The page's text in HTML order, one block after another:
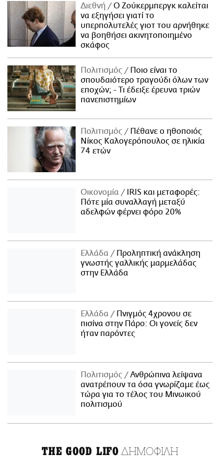
Διεθνή
Ο Ζούκερμπεργκ καλείται
να εξηγήσει γιατί το
υπερπολυτελές γιοτ του αρνήθηκε
να βοηθήσει ακινητοποιημένο
σκάφος
Πολιτισμός
Ποιο είναι το
σπουδαιότερο τραγούδι όλων των
εποχών; - Τι έδειξε έρευνα τριών
πανεπιστημίων
Πολιτισμός
Πέθανε ο ηθοποιός
Νίκος Καλογερόπουλος σε ηλικία
74 ετών
Οικονομία
IRIS και μεταφορές:
Πότε μία συναλλαγή μεταξύ
αδελφών φέρνει φόρο 20%
Ελλάδα
Προληπτική ανάκληση
γνωστής γαλλικής μαρμελάδας
στην Ελλάδα
Ελλάδα
Πνιγμός 4χρονου σε
πισίνα στην Πάρο: Οι γονείς δεν
ήταν παρόντες
Πολιτισμός
Ανθρώπινα λείψανα
ανατρέπουν τα όσα γνωρίζαμε έως
τώρα για το τέλος του Μινωικού
πολιτισμού
THE GOOD LIFO ΔΗΜΟΦΙΛΗ